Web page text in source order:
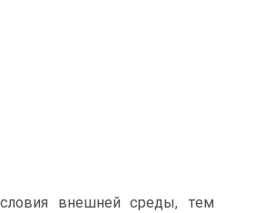
внешней среды, тем